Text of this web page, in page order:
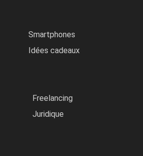
Smartphones
Idées cadeaux
Freelancing
Juridique